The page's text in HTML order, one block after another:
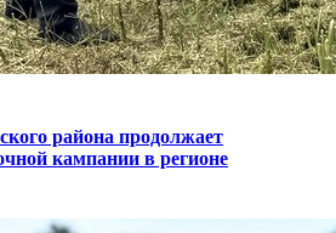
района продолжает
кампании в регионе